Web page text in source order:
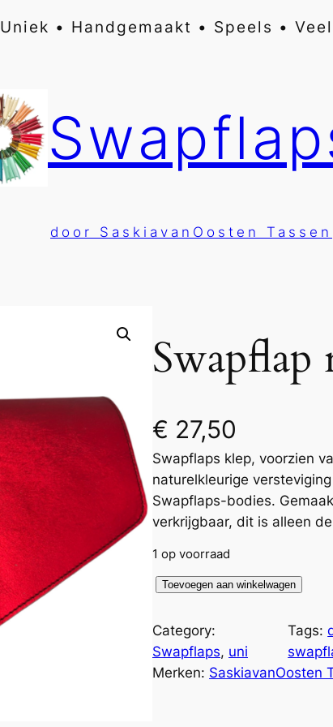
Uniek • Handgemaakt • Speels •
door SaskiavanOosten Tassen
€ 27,50
Swapflaps klep, voorzien
naturelkleurige
Swapflaps-bodies.
verkrijgbaar, dit is alleen
1 op voorraad
a
p
f
Toevoegen aan winkelwagen
Category:
Swapflaps, uni
Tags:
Merken: SaskiavanOosten